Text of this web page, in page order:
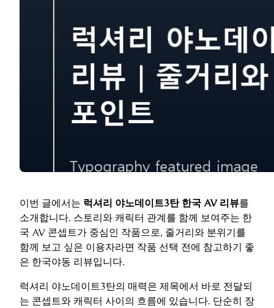
이번 글에서는 럭셔리 야노데이트3탄 한국 AV 리뷰를
소개합니다. 스토리와 캐릭터 관계를 함께 보여주는 한
국 AV 콘셉트가 중심인 작품으로, 줄거리와 분위기를
함께 보고 싶은 이용자라면 작품 선택 전에 참고하기 좋
은 한국야동 리뷰입니다.
럭셔리 야노데이트3탄의 매력은 제목에서 바로 전달되
는 콘셉트와 캐릭터 사이의 흐름에 있습니다. 단순히 장